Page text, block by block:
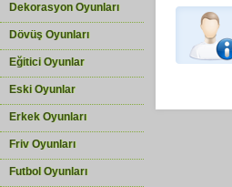
Dekorasyon Oyunları
Dövüş Oyunları
Eğitici Oyunlar
Eski Oyunlar
Erkek Oyunları
Friv Oyunları
Futbol Oyunları